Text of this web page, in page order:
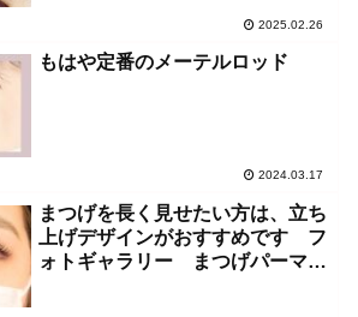
2025.02.26
もはや定番のメーテルロッド
2024.03.17
まつげを長く見せたい方は、立ち
上げデザインがおすすめです フ
ォトギャラリー まつげパーマ